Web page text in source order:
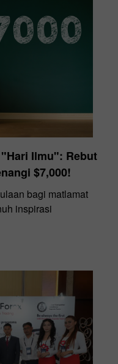
Ilmu": Rebut
$7,000!
bagi matlamat
inspirasi